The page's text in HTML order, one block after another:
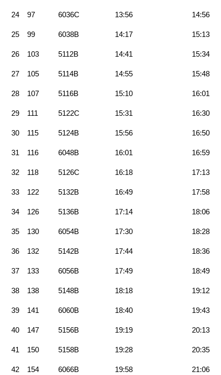
24 97 6036C 13:56 14:56
25 99 6038B 14:17 15:13
26 103 5112B 14:41 15:34
27 105 5114B 14:55 15:48
28 107 5116B 15:10 16:01
29 111 5122C 15:31 16:30
30 115 5124B 15:56 16:50
31 116 6048B 16:01 16:59
32 118 5126C 16:18 17:13
33 122 5132B 16:49 17:58
34 126 5136B 17:14 18:06
35 130 6054B 17:30 18:28
36 132 5142B 17:44 18:36
37 133 6056B 17:49 18:49
38 138 5148B 18:18 19:12
39 141 6060B 18:40 19:43
40 147 5156B 19:19 20:13
41 150 5158B 19:28 20:35
42 154 6066B 19:58 21:06